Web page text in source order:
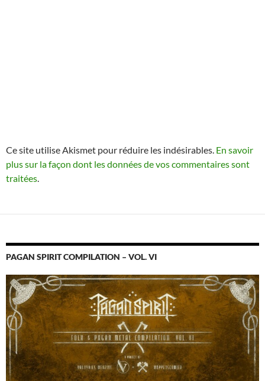
Ce site utilise Akismet pour réduire les indésirables. En savoir
plus sur la façon dont les données de vos commentaires sont
traitées.
PAGAN SPIRIT COMPILATION – VOL. VI